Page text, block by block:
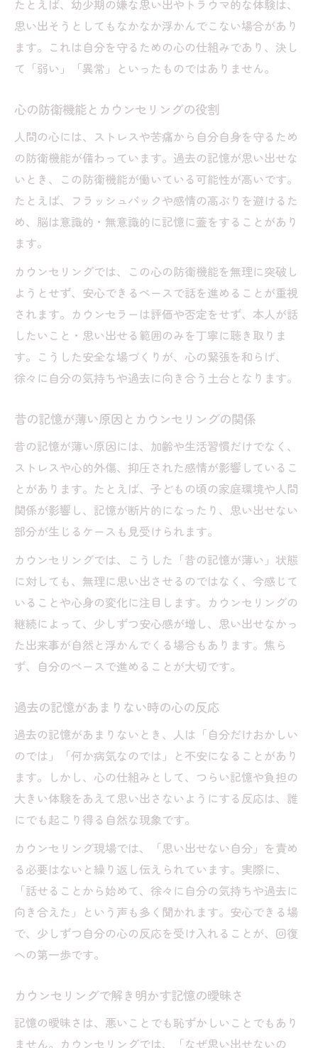
カウンセリングで昔の記憶が薄い原因を探
る
昔の記憶がない人向けカウンセリングの工
安心できるカウンセリングと記憶の扱い方
昔の記憶が薄い原因と心のケアの関係
カウンセリングで無理なく話せる方法
辛い過去を無理に話さなくて良いカウンセリン
グとは
安心できるカウンセリングの流れと工夫
過去を振り返ることが苦しいときの対応方
法
カウンセリングで自分のペースを大切にす
る意味
ング
記憶が思い出せない不安を和らげる実践ヒント
カウンセリングで不安を和らげる具体的な
方法
記憶が思い出せない時のセルフケアとカウ
ンセリング
過去の記憶がない時の安心できる対処法
カウンセリングで不安感を軽減するポイン
ト
記憶が曖昧な時に役立つカウンセリング活
用法
自分のペースで進めるカウンセリングの安心感
心感
記憶が思い出せない時に寄り添う進め方
無理なく進めるカウンセリングの特徴とは
カウンセリングで感じる安心なサポート体
制
力
たとえば、幼少期の嫌な思い出やトラウマ的な体験は、
思い出そうとしてもなかなか浮かんでこない場合があり
ます。これは自分を守るための心の仕組みであり、決し
て「弱い」「異常」といったものではありません。
心の防衛機能とカウンセリングの役割
人間の心には、ストレスや苦痛から自分自身を守るため
の防衛機能が備わっています。過去の記憶が思い出せな
いとき、この防衛機能が働いている可能性が高いです。
たとえば、フラッシュバックや感情の高ぶりを避けるた
め、脳は意識的・無意識的に記憶に蓋をすることがあり
ます。
カウンセリングでは、この心の防衛機能を無理に突破し
ようとせず、安心できるペースで話を進めることが重視
されます。カウンセラーは評価や否定をせず、本人が話
したいこと・思い出せる範囲のみを丁寧に聴き取りま
す。こうした安全な場づくりが、心の緊張を和らげ、
徐々に自分の気持ちや過去に向き合う土台となります。
昔の記憶が薄い原因とカウンセリングの関係
昔の記憶が薄い原因には、加齢や生活習慣だけでなく、
ストレスや心的外傷、抑圧された感情が影響しているこ
とがあります。たとえば、子どもの頃の家庭環境や人間
関係が影響し、記憶が断片的になったり、思い出せない
部分が生じるケースも見受けられます。
カウンセリングでは、こうした「昔の記憶が薄い」状態
に対しても、無理に思い出させるのではなく、今感じて
いることや心身の変化に注目します。カウンセリングの
継続によって、少しずつ安心感が増し、思い出せなかっ
た出来事が自然と浮かんでくる場合もあります。焦ら
ず、自分のペースで進めることが大切です。
過去の記憶があまりない時の心の反応
過去の記憶があまりないとき、人は「自分だけおかしい
のでは」「何か病気なのでは」と不安になることがあり
ます。しかし、心の仕組みとして、つらい記憶や負担の
大きい体験をあえて思い出さないようにする反応は、誰
にでも起こり得る自然な現象です。
カウンセリング現場では、「思い出せない自分」を責め
る必要はないと繰り返し伝えられています。実際に、
「話せることから始めて、徐々に自分の気持ちや過去に
向き合えた」という声も多く聞かれます。安心できる場
で、少しずつ自分の心の反応を受け入れることが、回復
への第一歩です。
カウンセリングで解き明かす記憶の曖昧さ
記憶の曖昧さは、悪いことでも恥ずかしいことでもあり
ません。カウンセリングでは、「なぜ思い出せないの